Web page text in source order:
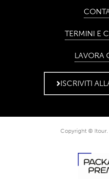
TERMINI E
LAVORA
ISCRIVITI
Copyright © Itour.